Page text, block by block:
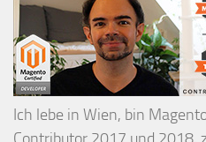
Ich lebe in Wien, bin